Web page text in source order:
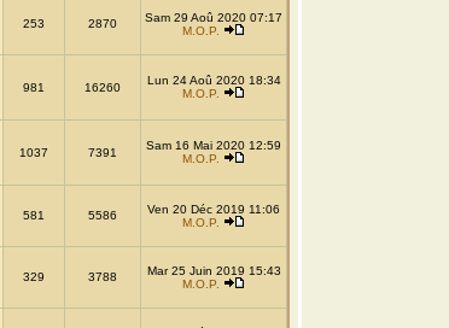
253 2870
Sam 29 Aoû 2020 07:17
M.O.P.
981 16260
Lun 24 Aoû 2020 18:34
M.O.P.
1037 7391
Sam 16 Mai 2020 12:59
M.O.P.
581 5586
Ven 20 Déc 2019 11:06
M.O.P.
329 3788
Mar 25 Juin 2019 15:43
M.O.P.